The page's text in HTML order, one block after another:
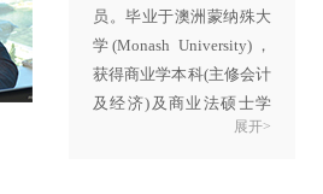
凭借着丰富的设备研发经
验，他将对设备的理解融
入进英达的沥青路面就地
热再生施工中，使得设备
在施工中发挥最优性能，
员。毕业于澳洲蒙纳殊大
学(Monash University)，
获得商业学本科(主修会计
及经济)及商业法硕士学
位，拥有香港与澳洲两地
展开>